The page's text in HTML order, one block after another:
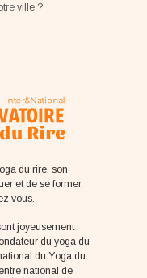
ville ?
du rire, son
et de se former,
vous.
joyeusement
du yoga du
du Yoga du
national de